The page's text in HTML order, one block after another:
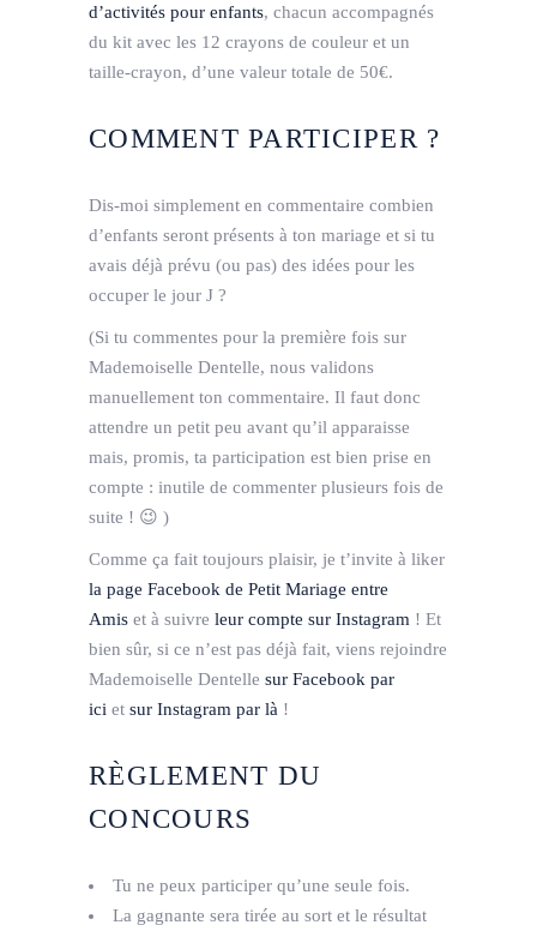
d’activités pour enfants, chacun accompagnés
du kit avec les 12 crayons de couleur et un
taille-crayon, d’une valeur totale de 50€.
COMMENT PARTICIPER ?
Dis-moi simplement en commentaire combien
d’enfants seront présents à ton mariage et si tu
avais déjà prévu (ou pas) des idées pour les
occuper le jour J ?
(Si tu commentes pour la première fois sur
Mademoiselle Dentelle, nous validons
manuellement ton commentaire. Il faut donc
attendre un petit peu avant qu’il apparaisse
mais, promis, ta participation est bien prise en
compte : inutile de commenter plusieurs fois de
suite ! 😉 )
Comme ça fait toujours plaisir, je t’invite à liker
la page Facebook de Petit Mariage entre
Amis et à suivre leur compte sur Instagram ! Et
bien sûr, si ce n’est pas déjà fait, viens rejoindre
Mademoiselle Dentelle sur Facebook par
ici et sur Instagram par là !
RÈGLEMENT DU
CONCOURS
Tu ne peux participer qu’une seule fois.
La gagnante sera tirée au sort et le résultat